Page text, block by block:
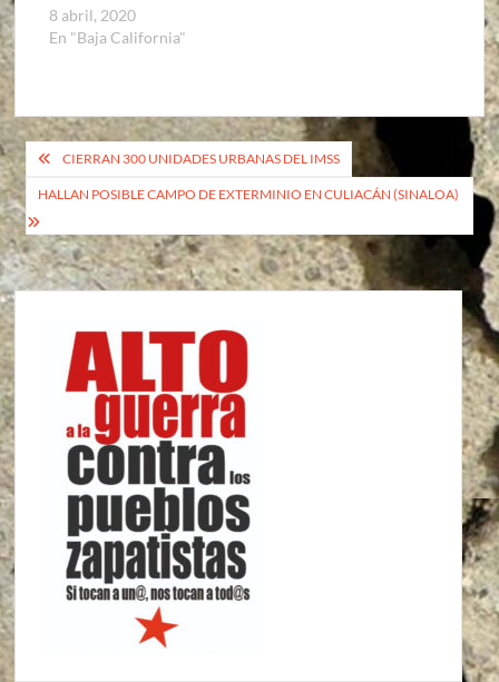
8 abril, 2020
En "Baja California"
Navegación
de
entradas
CIERRAN 300 UNIDADES URBANAS DEL IMSS
HALLAN POSIBLE CAMPO DE EXTERMINIO EN CULIACÁN (SINALOA)